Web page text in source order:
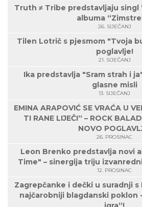
Truth ≠ Tribe predstavljaju singl
albuma
26. SIJEČANJ
Tilen Lotrič s pjesmom "Tvoja
poglavlje!
21. SIJEČANJ
Ika predstavlja "Sram strah i
glasne misli
13. SIJEČANJ
EMINA ARAPOVIĆ SE VRAĆA U
TI RANE LIJEČI“ – ROCK
NOVO
26. PROSINAC
Leon Brenko predstavlja novi
Time" – sinergija triju
12. PROSINAC
Zagrepčanke i dečki u suradnji
najčarobniji blagdanski poklon